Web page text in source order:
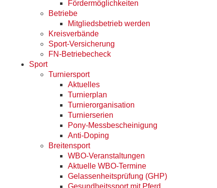
Fördermöglichkeiten
Betriebe
Mitgliedsbetrieb werden
Kreisverbände
Sport-Versicherung
FN-Betriebecheck
Sport
Turniersport
Aktuelles
Turnierplan
Turnierorganisation
Turnierserien
Pony-Messbescheinigung
Anti-Doping
Breitensport
WBO-Veranstaltungen
Aktuelle WBO-Termine
Gelassenheitsprüfung (GHP)
Gesundheitssport mit Pferd